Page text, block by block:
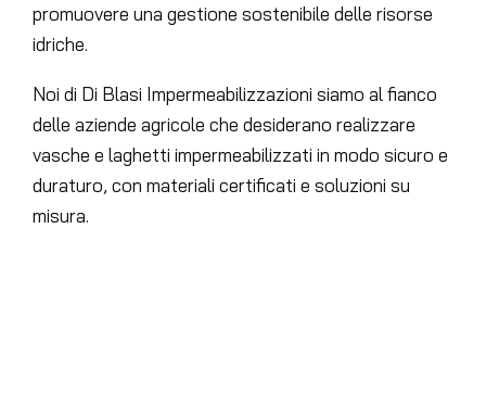
promuovere una gestione sostenibile delle risorse
idriche.
Noi di Di Blasi Impermeabilizzazioni siamo al fianco
delle aziende agricole che desiderano realizzare
vasche e laghetti impermeabilizzati in modo sicuro e
duraturo, con materiali certificati e soluzioni su
misura.